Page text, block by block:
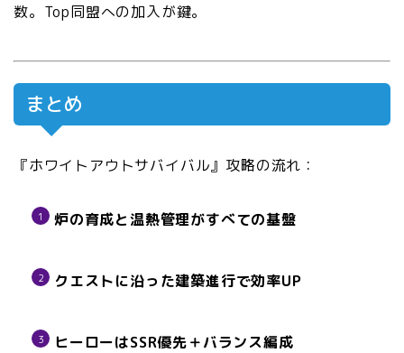
数。Top同盟への加入が鍵。
まとめ
『ホワイトアウトサバイバル』攻略の流れ：
炉の育成と温熱管理がすべての基盤
クエストに沿った建築進行で効率UP
ヒーローはSSR優先＋バランス編成